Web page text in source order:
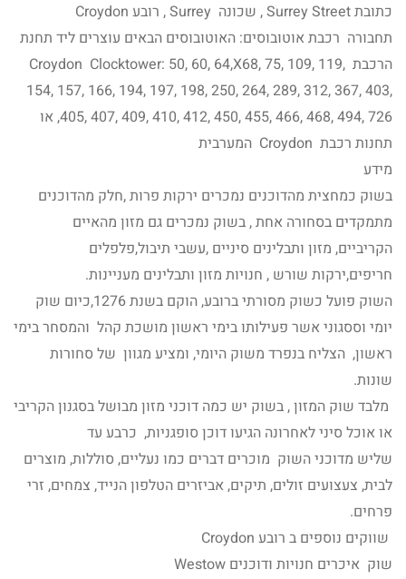
כתובת Surrey Street , שכונה Surrey , רובע Croydon
תחבורה רכבת אוטובוסים: האוטובוסים הבאים עוצרים ליד תחנת
הרכבת Croydon Clocktower: 50, 60, 64,X68, 75, 109, 119,
154, 157, 166, 194, 197, 198, 250, 264, 289, 312, 367, 403,
405, 407, 409, 410, 412, 450, 455, 466, 468, 494, 726, או
תחנות רכבת Croydon המערבית
מידע
בשוק כמחצית מהדוכנים נמכרים ירקות פרות ,חלק מהדוכנים
מתמקדים בסחורה אחת , בשוק נמכרים גם מזון מהאיים
הקריביים, מזון ותבלינים סיניים ,עשבי תיבול,פלפלים
חריפים,ירקות שורש , חנויות מזון ותבלינים מעניינות.
השוק פועל כשוק מסורתי ברובע, הוקם בשנת 1276,כיום שוק
יומי וססגוני אשר פעילותו בימי ראשון מושכת קהל והמסחר בימי
ראשון, הצליח בנפרד משוק היומי, ומציע מגוון של סחורות
שונות.
מלבד שוק המזון , בשוק יש כמה דוכני מזון מבושל בסגנון הקריבי
או אוכל סיני לאחרונה הגיעו דוכן סופגניות, כרבע עד
שליש מדוכני השוק מוכרים דברים כמו נעליים, סוללות, מוצרים
לבית, צעצועים זולים, תיקים, אביזרים הטלפון הנייד, צמחים, זרי
פרחים.
שווקים נוספים ב רובע Croydon
שוק איכרים חנויות ודוכנים Westow